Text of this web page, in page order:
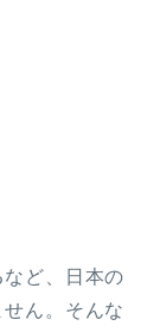
ど、日本の
ん。そんな